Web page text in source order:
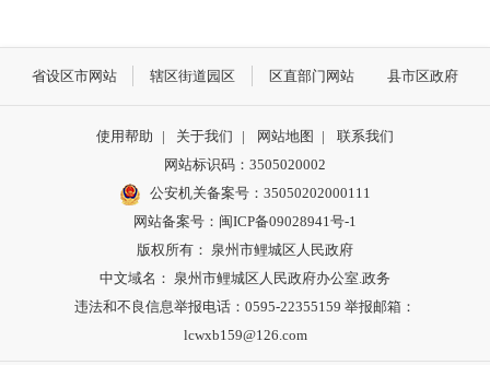
省设区市网站 辖区街道园区 区直部门网站 县市区政府
使用帮助 | 关于我们 | 网站地图 |
联系我们
网站标识码：3505020002
公安机关备案号：35050202000111
网站备案号：闽ICP备09028941号-1
版权所有： 泉州市鲤城区人民政府
中文域名： 泉州市鲤城区人民政府办公室.政务
违法和不良信息举报电话：0595-22355159 举报邮箱：
lcwxb159@126.com